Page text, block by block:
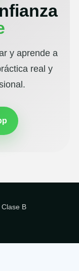
y aprende a
real y
B